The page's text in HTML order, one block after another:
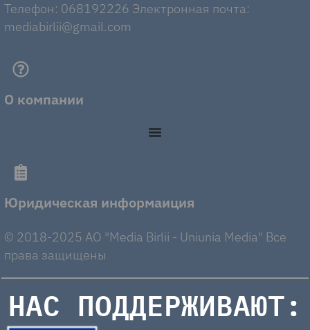
Телефон: 068192226 Электронная почта:
mediabirlii@gmail.com
О компании
Юридическая информаиция
© 2018-2025 AO "Media Birlii - Uniunia Media" Все
права защищены
НАС ПОДДЕРЖИВАЮТ: